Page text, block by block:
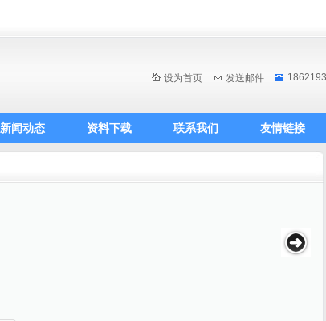
设为首页 发送邮件
新闻动态 资料下载 联系我们 友情链接